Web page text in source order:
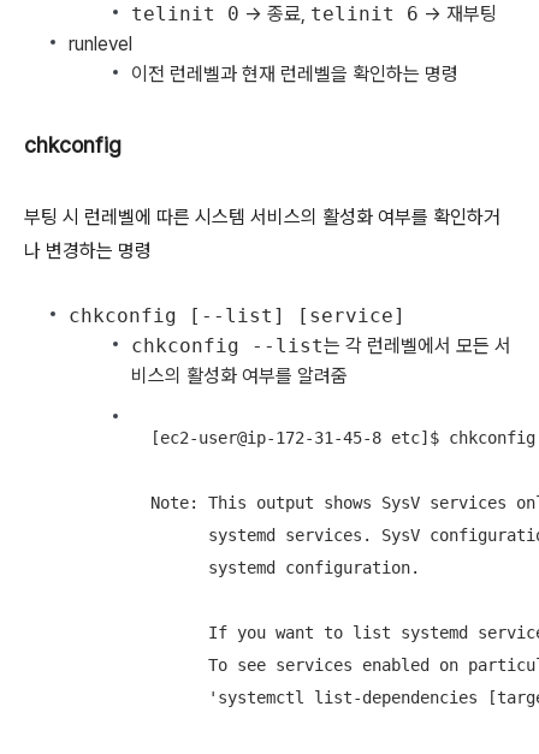
telinit 0 -> 종료, telinit 6 -> 재부팅
runlevel
이전 런레벨과 현재 런레벨을 확인하는 명령
chkconfig
부팅 시 런레벨에 따른 시스템 서비스의 활성화 여부를 확인하거
나 변경하는 명령
chkconfig [--list] [service]
chkconfig --list는 각 런레벨에서 모든 서
비스의 활성화 여부를 알려줌
  [ec2-user@ip-172-31-45-8 etc]$ chkconfig
Note: This output shows SysV services
systemd services. SysV
        systemd configuration.
If you want to list systemd
To see services enabled on
'systemctl list-dependencies